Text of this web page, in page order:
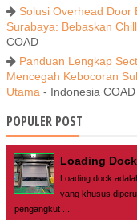
Solusi Overhead Door
Surabaya: Bebaskan
COAD
Panduan Lengkap
Mencegah Kebocoran
Utama - Indonesia COAD
POPULER POST
Loading
Loading dock
yang khusus
pengangkut ...